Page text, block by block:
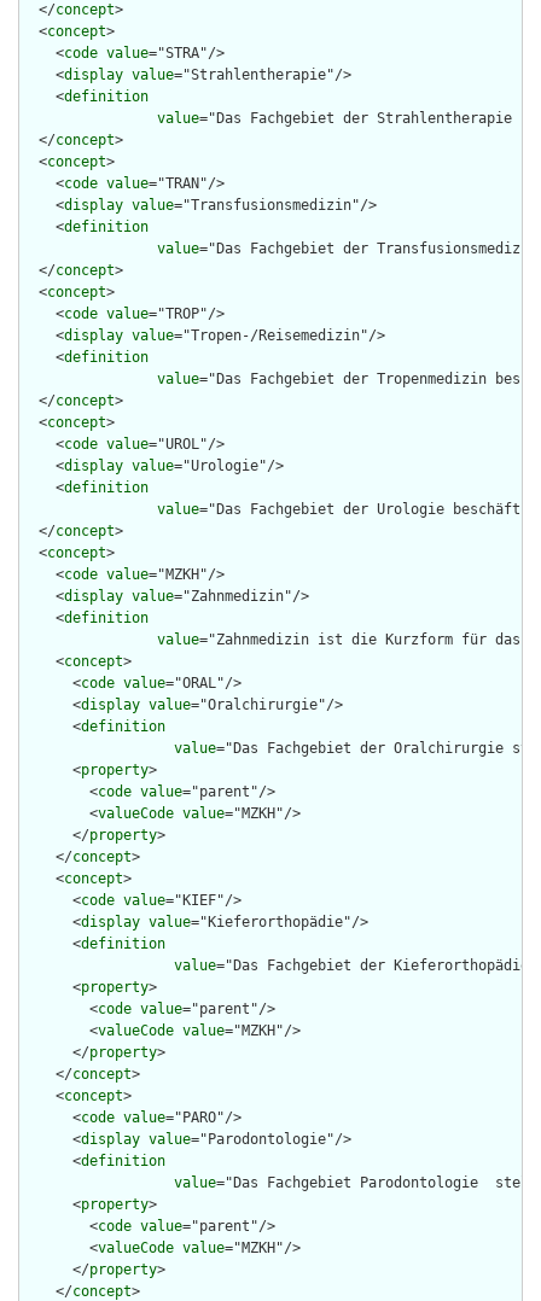
  </
concept>
  <
concept>
    <
code value="STRA"/>
    <
display value="Strahlentherapie"/>
    <
definition
value="Das Fachgebiet der Strahlentherapie
  </
concept>
  <
concept>
    <
code value="TRAN"/>
    <
display value="Transfusionsmedizin"/>
    <
definition
value="Das Fachgebiet der
  </
concept>
  <
concept>
    <
code value="TROP"/>
    <
display value="Tropen-/Reisemedizin"/>
    <
definition
value="Das Fachgebiet der Tropenmedizin
  </
concept>
  <
concept>
    <
code value="UROL"/>
    <
display value="Urologie"/>
    <
definition
value="Das Fachgebiet der Urologie
  </
concept>
  <
concept>
    <
code value="MZKH"/>
    <
display value="Zahnmedizin"/>
    <
definition
value="Zahnmedizin ist die Kurzform für das
    <
concept>
      <
code value="ORAL"/>
      <
display value="Oralchirurgie"/>
      <
definition
value="Das Fachgebiet der Oralchirurgie
      <
property>
        <
code value="parent"/>
        <
valueCode value="MZKH"/>
      </
property>
    </
concept>
    <
concept>
      <
code value="KIEF"/>
      <
display value="Kieferorthopädie"/>
      <
definition
value="Das Fachgebiet der
      <
property>
        <
code value="parent"/>
        <
valueCode value="MZKH"/>
      </
property>
    </
concept>
    <
concept>
      <
code value="PARO"/>
      <
display value="Parodontologie"/>
      <
definition
value="Das Fachgebiet Parodontologie
      <
property>
        <
code value="parent"/>
        <
valueCode value="MZKH"/>
      </
property>
    </
concept>